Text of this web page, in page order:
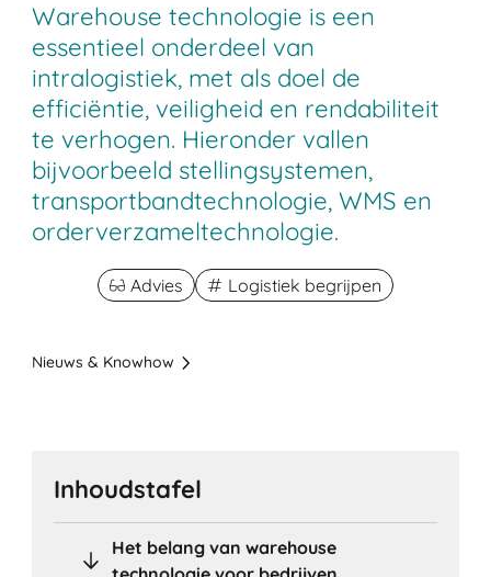
Warehouse technologie is een
essentieel onderdeel van
intralogistiek, met als doel de
efficiëntie, veiligheid en rendabiliteit
te verhogen. Hieronder vallen
bijvoorbeeld stellingsystemen,
transportbandtechnologie, WMS en
orderverzameltechnologie.
Advies Logistiek begrijpen
Nieuws & Knowhow
Inhoudstafel
Het belang van warehouse